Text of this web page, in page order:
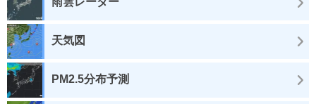
天気図
PM2.5分布予測